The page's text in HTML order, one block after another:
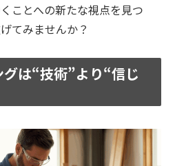
ことへの新たな視点を見つ
てみませんか？
は“技術”より“信じ